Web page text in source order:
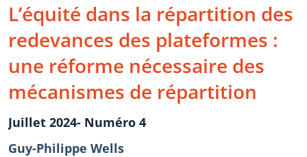
L’équité dans la répartition des
redevances des plateformes :
une réforme nécessaire des
mécanismes de répartition
Juillet 2024- Numéro 4
Guy-Philippe Wells